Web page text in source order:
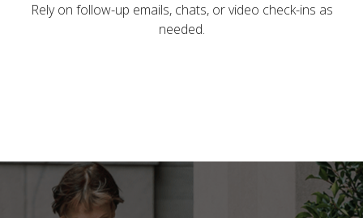
Rely on follow-up emails, chats, or video check-ins as
needed.